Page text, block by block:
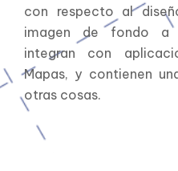
con respecto al
imagen de fondo a
integran con
Mapas, y contienen
otras cosas.